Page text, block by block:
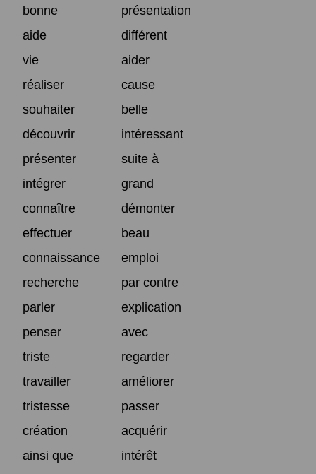
bonne
présentation
aide
différent
vie
aider
réaliser
cause
souhaiter
belle
découvrir
intéressant
présenter
suite à
intégrer
grand
connaître
démonter
effectuer
beau
connaissance
emploi
recherche
par contre
parler
explication
penser
avec
triste
regarder
travailler
améliorer
tristesse
passer
création
acquérir
ainsi que
intérêt